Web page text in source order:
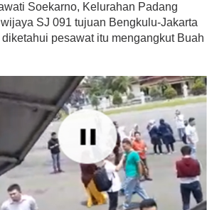
Soekarno, Kelurahan Padang
SJ 091 tujuan Bengkulu-Jakarta
pesawat itu mengangkut Buah